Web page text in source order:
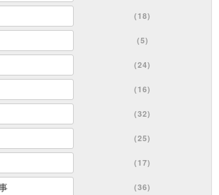
(18)
(5)
(24)
(16)
(32)
(25)
(17)
(36)